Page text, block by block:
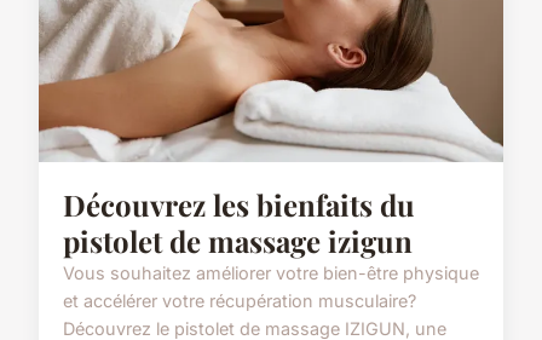
Découvrez les bienfaits du
pistolet de massage izigun
Vous souhaitez améliorer votre bien-être physique
et accélérer votre récupération musculaire?
Découvrez le pistolet de massage IZIGUN, une